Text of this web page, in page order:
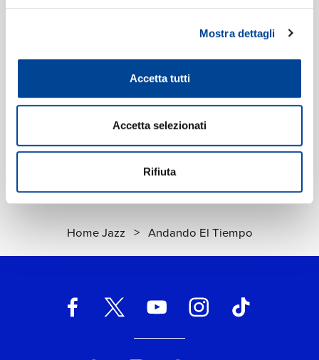
Mostra dettagli
Accetta tutti
Accetta selezionati
Rifiuta
Digitale eAlbum Audio
Etichetta:ECM Records
Home Jazz > Andando El Tiempo